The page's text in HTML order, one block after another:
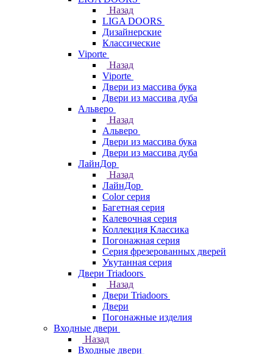
Назад
LIGA DOORS
Дизайнерские
Классические
Viporte
Назад
Viporte
Двери из массива бука
Двери из массива дуба
Альверо
Назад
Альверо
Двери из массива бука
Двери из массива дуба
ЛайнДор
Назад
ЛайнДор
Color серия
Багетная серия
Калевочная серия
Коллекция Классика
Погонажная серия
Серия фрезерованных дверей
Укутанная серия
Двери Triadoors
Назад
Двери Triadoors
Двери
Погонажные изделия
Входные двери
Назад
Входные двери